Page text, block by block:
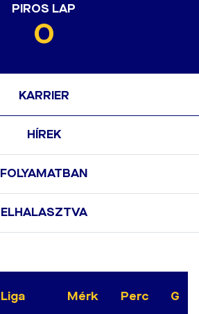
PIROS LAP
0
KARRIER
HÍREK
FOLYAMATBAN
ELHALASZTVA
Liga Mérk Perc G